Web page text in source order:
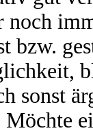
noch
bzw.
sonst